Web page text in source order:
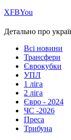
ХFBYou
Детально про
Всі новини
Трансфери
Єврокубки
УПЛ
1 ліга
2 ліга
Євро - 2024
ЧС -2026
Преса
Трибуна